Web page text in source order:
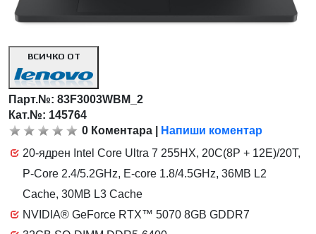
ВСИЧКО ОТ
Парт.№:83F3003WBM_2
Кат.№: 145764
0 Коментара
Напиши коментар
20-ядрен Intel Core Ultra 7 255HX, 20C(8P + 12E)/20T,
P-Core 2.4/5.2GHz, E-core 1.8/4.5GHz, 36MB L2
Cache, 30MB L3 Cache
NVIDIA® GeForce RTX™ 5070 8GB GDDR7